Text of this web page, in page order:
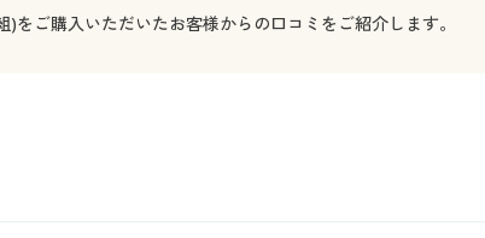
貨・日用品
寝具・ベッド ジュニア・テ
)をご購入いただいたお客様からの口コミをご紹介します。